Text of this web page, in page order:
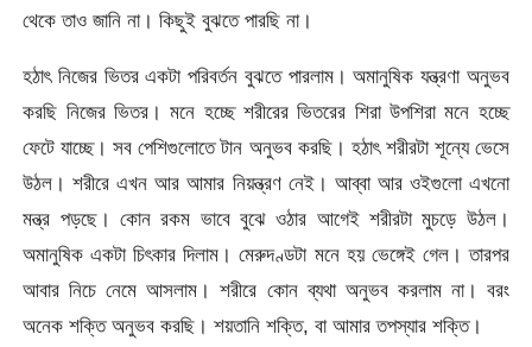
থেকে তাও জানি না। কিছুই বুঝতে পারছি না।
হঠাৎ নিজের ভিতর একটা পরিবর্তন বুঝতে পারলাম। অমানুষিক যন্ত্রণা অনুভব
করছি নিজের ভিতর। মনে হচ্ছে শরীরের ভিতরের শিরা উপশিরা মনে হচ্ছে
ফেটে যাচ্ছে। সব পেশিগুলোতে টান অনুভব করছি। হঠাৎ শরীরটা শূন্যে ভেসে
উঠল। শরীরে এখন আর আমার নিয়ন্ত্রণ নেই। আব্বা আর ওইগুলো এখনো
মন্ত্র পড়ছে। কোন রকম ভাবে বুঝে ওঠার আগেই শরীরটা মুচড়ে উঠল।
অমানুষিক একটা চিৎকার দিলাম। মেরুদণ্ডটা মনে হয় ভেঙ্গেই গেল। তারপর
আবার নিচে নেমে আসলাম। শরীরে কোন ব্যথা অনুভব করলাম না। বরং
অনেক শক্তি অনুভব করছি। শয়তানি শক্তি, বা আমার তপস্যার শক্তি।